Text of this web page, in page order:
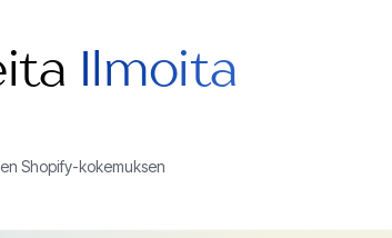
Ilmoita
Shopify-kokemuksen